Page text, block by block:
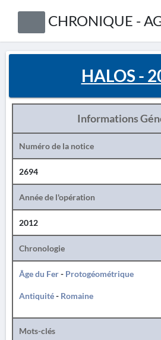
CHRONIQUE -
HALOS -
Informations
Numéro de la notice
2694
Année de l'opération
2012
Chronologie
Âge du Fer- Protogéométrique
Antiquité- Romaine
Mots-clés